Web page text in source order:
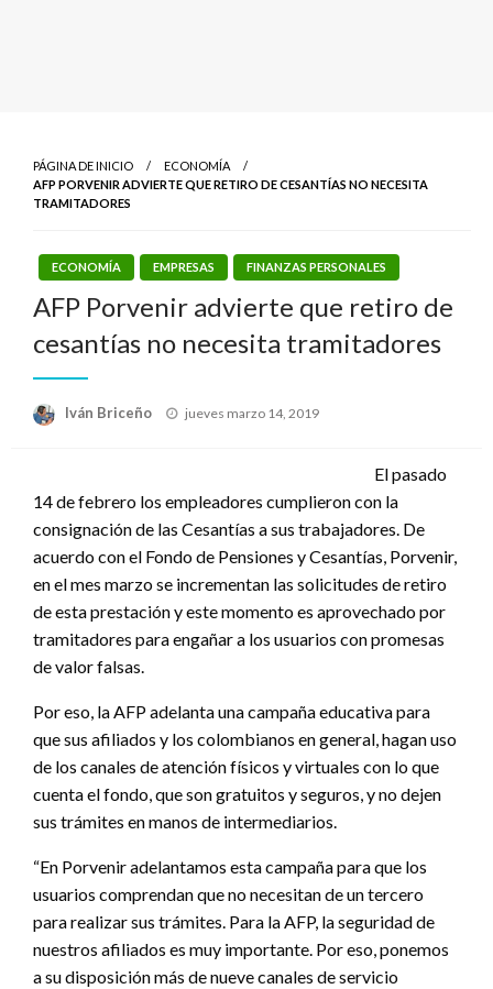
PÁGINA DE INICIO
ECONOMÍA
AFP PORVENIR ADVIERTE QUE RETIRO DE CESANTÍAS NO NECESITA
TRAMITADORES
ECONOMÍA EMPRESAS FINANZAS PERSONALES
AFP Porvenir advierte que retiro de
cesantías no necesita tramitadores
Iván Briceño
Publicado
jueves marzo 14, 2019
El pasado
14 de febrero los empleadores cumplieron con la
consignación de las Cesantías a sus trabajadores. De
acuerdo con el Fondo de Pensiones y Cesantías, Porvenir,
en el mes marzo se incrementan las solicitudes de retiro
de esta prestación y este momento es aprovechado por
tramitadores para engañar a los usuarios con promesas
de valor falsas.
Por eso, la AFP adelanta una campaña educativa para
que sus afiliados y los colombianos en general, hagan uso
de los canales de atención físicos y virtuales con lo que
cuenta el fondo, que son gratuitos y seguros, y no dejen
sus trámites en manos de intermediarios.
“En Porvenir adelantamos esta campaña para que los
usuarios comprendan que no necesitan de un tercero
para realizar sus trámites. Para la AFP, la seguridad de
nuestros afiliados es muy importante. Por eso, ponemos
a su disposición más de nueve canales de servicio